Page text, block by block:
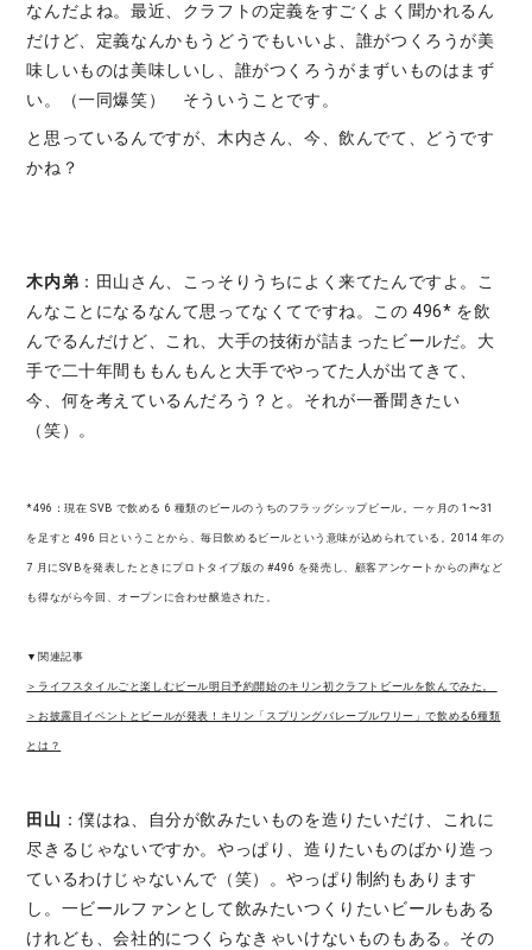
なんだよね。最近、クラフトの定義をすごくよく聞かれるん
だけど、定義なんかもうどうでもいいよ、誰がつくろうが美
味しいものは美味しいし、誰がつくろうがまずいものはまず
い。（一同爆笑） そういうことです。
と思っているんですが、木内さん、今、飲んでて、どうです
かね？
木内弟 ：田山さん、こっそりうちによく来てたんですよ。こ
んなことになるなんて思ってなくてですね。この 496* を飲
んでるんだけど、これ、大手の技術が詰まったビールだ。大
手で二十年間ももんもんと大手でやってた人が出てきて、
今、何を考えているんだろう？と。それが一番聞きたい
（笑）。
*496：現在 SVB で飲める 6 種類のビールのうちのフラッグシップビール。一ヶ月の 1〜31
を足すと 496 日ということから、毎日飲めるビールという意味が込められている。2014 年の
7 月にSVBを発表したときにプロトタイプ版の #496 を発売し、顧客アンケートからの声など
も得ながら今回、オープンに合わせ醸造された。
▼関連記事
＞ライフスタイルごと楽しむビール明日予約開始のキリン初クラフトビールを飲んでみた。
＞お披露目イベントとビールが発表！キリン「スプリングバレーブルワリー」で飲める6種類
とは？
田山 ：僕はね、自分が飲みたいものを造りたいだけ、これに
尽きるじゃないですか。やっぱり、造りたいものばかり造っ
ているわけじゃないんで（笑）。やっぱり制約もあります
し。一ビールファンとして飲みたいつくりたいビールもある
けれども、会社的につくらなきゃいけないものもある。その